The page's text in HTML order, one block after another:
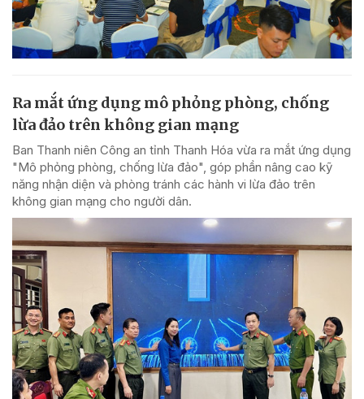
Ra mắt ứng dụng mô phỏng phòng, chống
lừa đảo trên không gian mạng
Ban Thanh niên Công an tỉnh Thanh Hóa vừa ra mắt ứng dụng
"Mô phỏng phòng, chống lừa đảo", góp phần nâng cao kỹ
năng nhận diện và phòng tránh các hành vi lừa đảo trên
không gian mạng cho người dân.